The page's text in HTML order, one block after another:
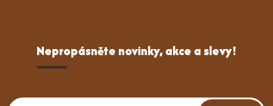
Nepropásněte novinky, akce a slevy!